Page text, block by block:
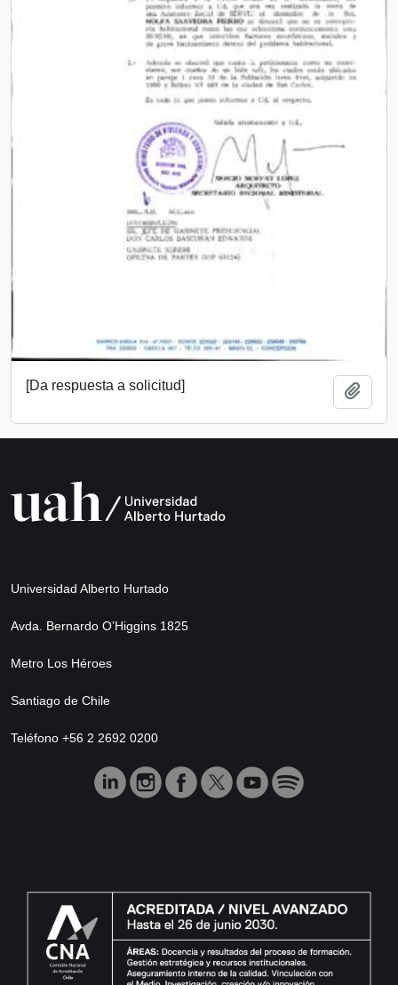
[Da respuesta a solicitud]
Universidad Alberto Hurtado
Avda. Bernardo O’Higgins 1825
Metro Los Héroes
Santiago de Chile
Teléfono +56 2 2692 0200